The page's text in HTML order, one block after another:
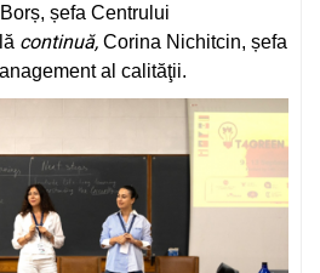
șefa Centrului
continuă, Corina Nichitcin, șefa
al calităţii.